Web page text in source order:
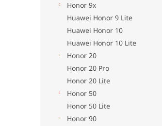
Honor 9x
Huawei Honor 9 Lite
Huawei Honor 10
Huawei Honor 10 Lite
Honor 20
Honor 20 Pro
Honor 20 Lite
Honor 50
Honor 50 Lite
Honor 90